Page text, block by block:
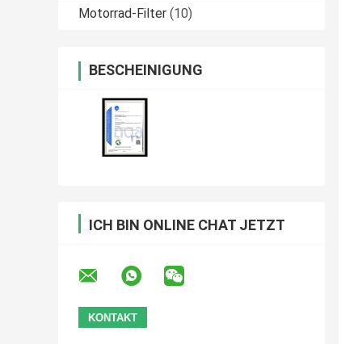
Motorrad-Filter (10)
BESCHEINIGUNG
ICH BIN ONLINE CHAT JETZT